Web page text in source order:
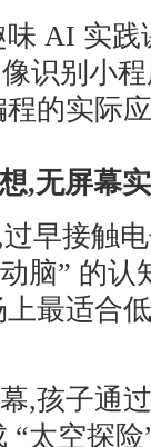
AI 实
识别小
的实际
,无屏幕
早接触
脑” 的认
最适合
,孩子通
太空探险